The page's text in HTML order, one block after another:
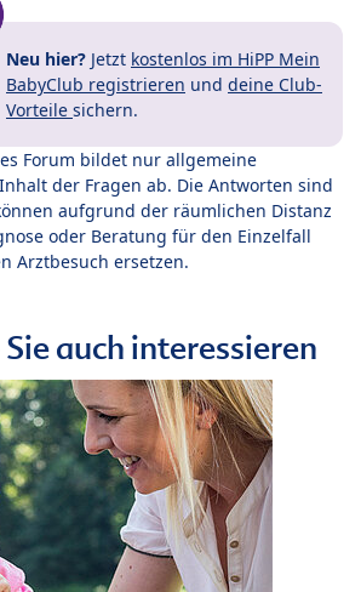
Neu hier? Jetzt kostenlos im HiPP Mein
BabyClub registrieren und deine Club-
Vorteile sichern.
Forum bildet nur allgemeine
der Fragen ab. Die Antworten sind
aufgrund der räumlichen Distanz
oder Beratung für den Einzelfall
Arztbesuch ersetzen.
auch interessieren